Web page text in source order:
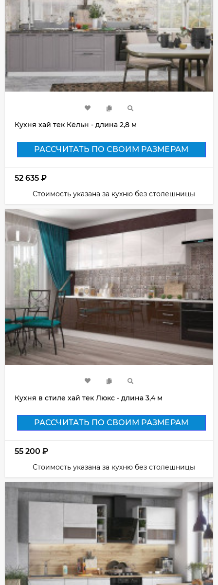
Кухня хай тек Кёльн - длина 2,8 м
РАССЧИТАТЬ ПО СВОИМ РАЗМЕРАМ
52 635 ₽
Стоимость указана за кухню без столешницы
Кухня в стиле хай тек Люкс - длина 3,4 м
РАССЧИТАТЬ ПО СВОИМ РАЗМЕРАМ
55 200 ₽
Стоимость указана за кухню без столешницы